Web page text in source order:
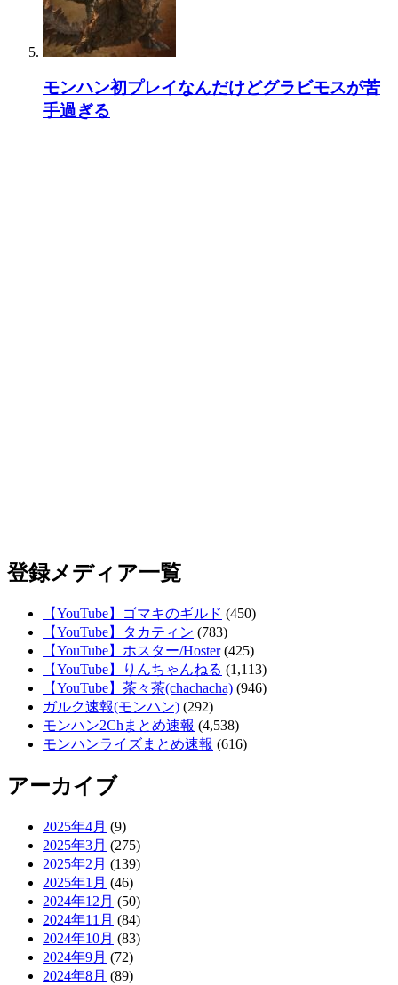
モンハン初プレイなんだけどグラビモスが苦
手過ぎる
登録メディア一覧
【YouTube】ゴマキのギルド (450)
【YouTube】タカティン (783)
【YouTube】ホスター/Hoster(425)
【YouTube】りんちゃんねる (1,113)
【YouTube】茶々茶(chachacha) (946)
ガルク速報(モンハン) (292)
モンハン2Chまとめ速報 (4,538)
モンハンライズまとめ速報 (616)
アーカイブ
2025年4月 (9)
2025年3月 (275)
2025年2月 (139)
2025年1月 (46)
2024年12月 (50)
2024年11月 (84)
2024年10月 (83)
2024年9月 (72)
2024年8月 (89)